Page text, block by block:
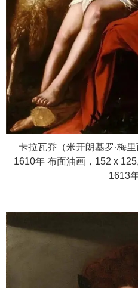
卡拉瓦乔（米开朗基罗·梅
1610年 布面油画，152 x
1613